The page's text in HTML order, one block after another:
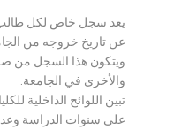
يعد سجل خاص لكل طالب
عن تاريخ خروجه من
ويتكون هذا السجل من
والأخرى في الجامعة.
تبين اللوائح الداخلية
على سنوات الدراسة